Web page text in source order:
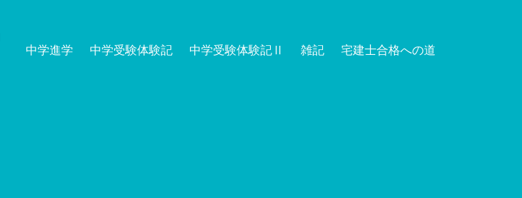
中学進学 中学受験体験記 中学受験体験記Ⅱ 雑記 宅建士合格への道